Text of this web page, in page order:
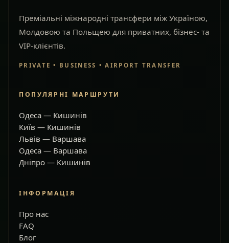
Преміальні міжнародні трансфери між Україною,
Молдовою та Польщею для приватних, бізнес- та
VIP-клієнтів.
PRIVATE • BUSINESS • AIRPORT TRANSFER
ПОПУЛЯРНІ МАРШРУТИ
Одеса — Кишинів
Київ — Кишинів
Львів — Варшава
Одеса — Варшава
Дніпро — Кишинів
ІНФОРМАЦІЯ
Про нас
FAQ
Блог